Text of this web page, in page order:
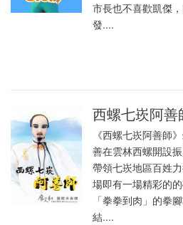
市長也不喜歡凱傑
發....
西螺七崁阿善
《西螺七崁阿善師
善在雲林西螺開設
帶領七崁地區百姓
場即有一場精彩的
「拳拳到肉」的拳
結....